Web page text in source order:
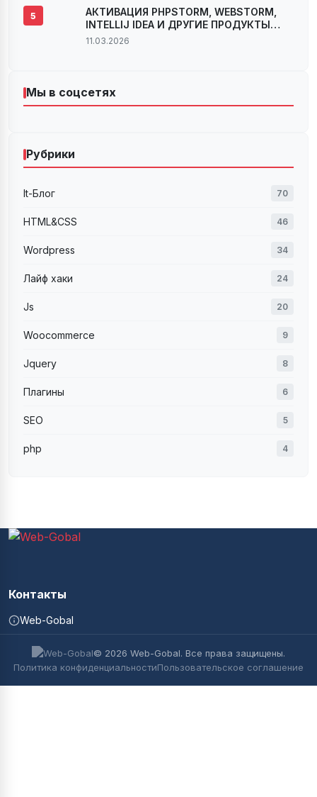
5
АКТИВАЦИЯ PHPSTORM, WEBSTORM,
INTELLIJ IDEA И ДРУГИЕ ПРОДУКТЫ
JETBRAINS ВЕРСИИ 2022.2.X И 2022.3
11.03.2026
Мы в соцсетях
Рубрики
It-Блог 70
HTML&CSS 46
Wordpress 34
Лайф хаки 24
Js 20
Woocommerce 9
Jquery 8
Плагины 6
SEO 5
php 4
Контакты
Web-Gobal
© 2026 Web-Gobal. Все права защищены.
Политика конфиденциальностиПользовательское соглашение